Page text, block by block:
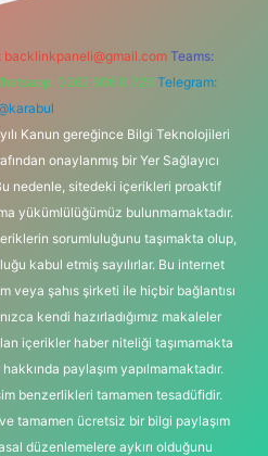
backlinkpaneli@gmail.com Teams:
0262 606 0 726 Telegram:
Kanun gereğince Bilgi Teknolojileri
onaylanmış bir Yer Sağlayıcı
nedenle, sitedeki içerikleri proaktif
yükümlülüğümüz bulunmamaktadır.
sorumluluğunu taşımakta olup,
kabul etmiş sayılırlar. Bu internet
veya şahıs şirketi ile hiçbir bağlantısı
kendi hazırladığımız makaleler
içerikler haber niteliği taşımamakta
paylaşım yapılmamaktadır.
benzerlikleri tamamen tesadüfidir.
tamamen ücretsiz bir bilgi paylaşım
düzenlemelere aykırı olduğunu